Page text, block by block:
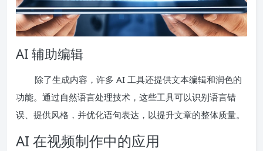
AI 辅助编辑
除了生成内容，许多 AI 工具还提供文本编辑和润色的
功能。通过自然语言处理技术，这些工具可以识别语言错
误、提供风格，并优化语句表达，以提升文章的整体质量。
AI 在视频制作中的应用